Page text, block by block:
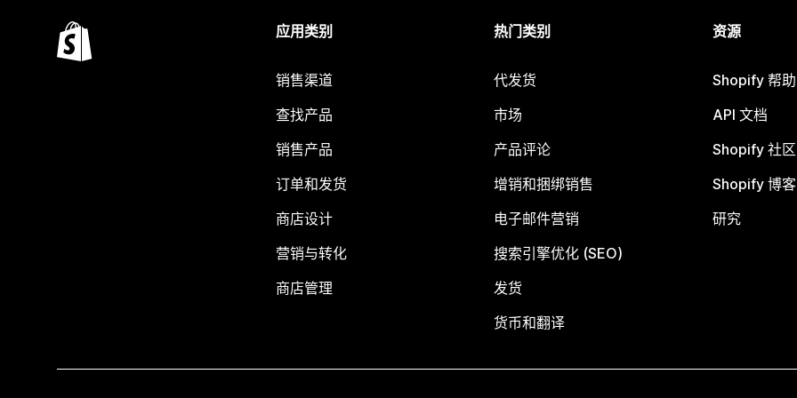
应用类别
销售渠道
查找产品
销售产品
订单和发货
商店设计
营销与转化
商店管理
热门类别
代发货
市场
产品评论
增销和捆绑销售
电子邮件营销
搜索引擎优化 (SEO)
发货
货币和翻译
资源
Shopify 帮
API 文档
Shopify 社区
Shopify 博客
研究